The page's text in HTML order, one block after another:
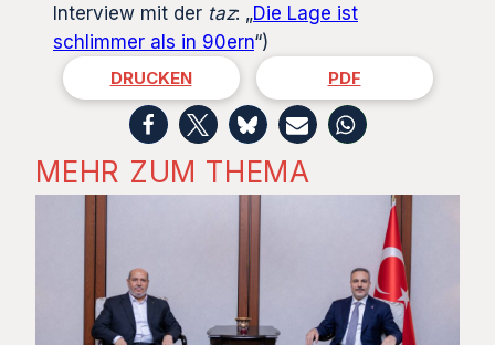
Interview mit der taz: „Die Lage ist
schlimmer als in 90ern“)
DRUCKEN PDF
MEHR ZUM THEMA